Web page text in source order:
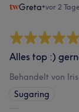
Greta•vor 2
Alles top :)
Behandelt von
Sugaring